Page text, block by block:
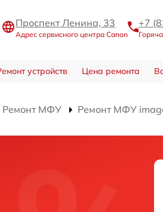
Проспект Ленина, 33
Адрес сервисного центра Canon
+7
устройств Цена ремонта
Ремонт МФУ Ремонт МФУ